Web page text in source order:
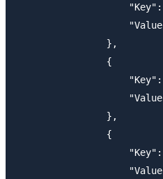
                },
                {
                },
                {